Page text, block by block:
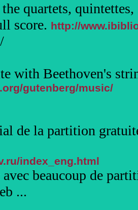
quartets,
score. http://
/
with Beethoven's
gutenberg/music/
de la partition
index_eng.html
beaucoup de
...